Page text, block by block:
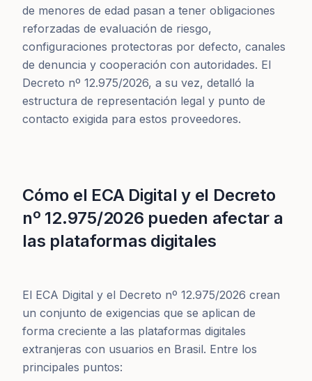
de menores de edad pasan a tener obligaciones
reforzadas de evaluación de riesgo,
configuraciones protectoras por defecto, canales
de denuncia y cooperación con autoridades. El
Decreto nº 12.975/2026, a su vez, detalló la
estructura de representación legal y punto de
contacto exigida para estos proveedores.
Cómo el ECA Digital y el Decreto
nº 12.975/2026 pueden afectar a
las plataformas digitales
El ECA Digital y el Decreto nº 12.975/2026 crean
un conjunto de exigencias que se aplican de
forma creciente a las plataformas digitales
extranjeras con usuarios en Brasil. Entre los
principales puntos: